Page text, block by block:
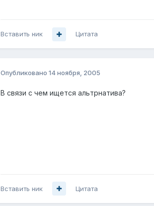
Вставить ник Цитата
Опубликовано 14 ноября, 2005
В связи с чем ищется альтрнатива?
Вставить ник Цитата